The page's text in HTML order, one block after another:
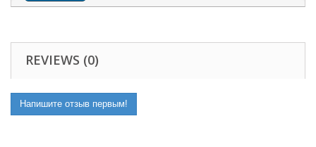
REVIEWS (0)
Напишите отзыв первым!